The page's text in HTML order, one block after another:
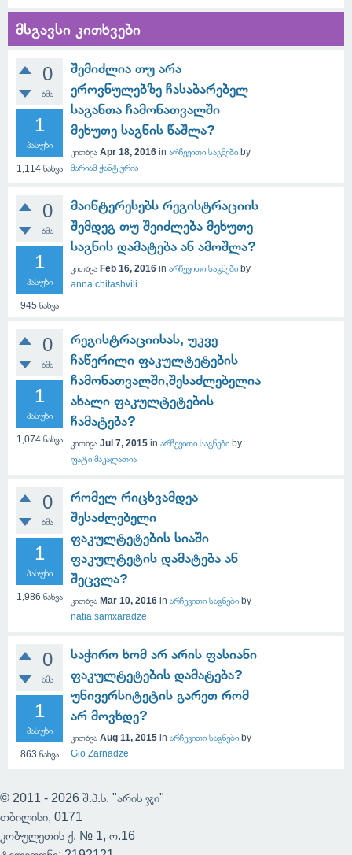
მსგავსი კითხვები
0
ხმა
1
პასუხი
1,114ნახვა
შემიძლია თუ არა
ეროვნულებზე ჩასაბარებელ
საგანთა ჩამონათვალში
მეხუთე საგნის წაშლა?
კითხვა Apr 18, 2016 in არჩევითი საგნები by
მარიამ ჭანტურია
0
ხმა
1
პასუხი
945 ნახვა
მაინტერესებს რეგისტრაციის
შემდეგ თუ შეიძლება მეხუთე
საგნის დამატება ან ამოშლა?
კითხვა Feb 16, 2016 in არჩევითი საგნები by
anna chitashvili
0
ხმა
1
პასუხი
1,074ნახვა
რეგისტრაციისას, უკვე
ჩაწერილი ფაკულტეტების
ჩამონათვალში,შესაძლებელია
ახალი ფაკულტეტების
ჩამატება?
კითხვა Jul 7, 2015 in არჩევითი საგნები by
ფატი მაკალათია
0
ხმა
1
პასუხი
1,986 ნახვა
რომელ რიცხვამდეა
შესაძლებელი
ფაკულტეტების სიაში
ფაკულტეტის დამატება ან
შეცვლა?
კითხვა Mar 10, 2016 in არჩევითი საგნები by
natia samxaradze
0
ხმა
1
პასუხი
863 ნახვა
საჭირო ხომ არ არის ფასიანი
ფაკულტეტების დამატება?
უნივერსიტეტის გარეთ რომ
არ მოვხდე?
კითხვა Aug 11, 2015 in არჩევითი საგნები by
Gio Zarnadze
© 2011 - 2026 შ.პ.ს. "არის ჯი"
თბილისი, 0171
კობულეთის ქ. № 1, ო.16